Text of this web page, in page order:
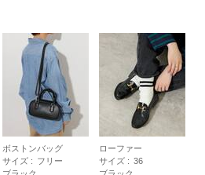
ボストンバッグ
サイズ : フリー
ローファー
サイズ : 36